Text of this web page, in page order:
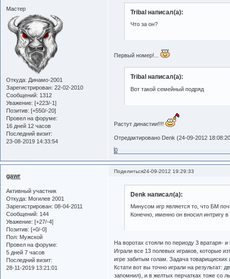
Мастер
Откуда: Динамо-2001
Зарегистрирован: 22-02-2010
Сообщений: 1312
Уважение: [+223/-1]
Позитив: [+550/-20]
Провел на форуме:
16 дней 12 часов
Последний визит:
23-08-2019 14:33:54
Tribal написал(а):
Что за он?
Первый номер!...
Tribal написал(а):
Вот такой семейный подряд
Растут династии!!!!
Отредактировано Denk (24-09-2012
0
Поделиться24-09-2012 19:29:33
gawr
Активный участник
Откуда: Могилев 2001
Зарегистрирован: 08-04-2011
Сообщений: 144
Уважение: [+27/-4]
Позитив: [+0/-0]
Пол: Мужской
Провел на форуме:
5 дней 7 часов
Последний визит:
28-11-2019 13:21:01
Denk написал(а):
Минусом игр является то, что БМ
Конечно, именно он вносил интригу
На воротах стояли по периоду 3 вратаря-
Играли все 13 полевых играков, которые
игре забитым голам. Задача
Кстати вот вы точно играли на результат:
запомнил), и в желтых перчатках тоже со